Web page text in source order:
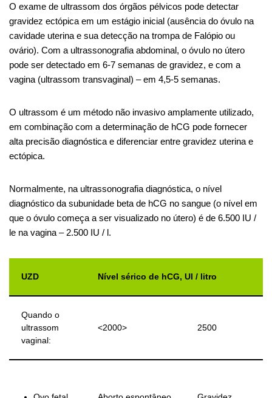
O exame de ultrassom dos órgãos pélvicos pode detectar
gravidez ectópica em um estágio inicial (ausência do óvulo na
cavidade uterina e sua detecção na trompa de Falópio ou
ovário). Com a ultrassonografia abdominal, o óvulo no útero
pode ser detectado em 6-7 semanas de gravidez, e com a
vagina (ultrassom transvaginal) – em 4,5-5 semanas.
O ultrassom é um método não invasivo amplamente utilizado,
em combinação com a determinação de hCG pode fornecer
alta precisão diagnóstica e diferenciar entre gravidez uterina e
ectópica.
Normalmente, na ultrassonografia diagnóstica, o nível
diagnóstico da subunidade beta de hCG no sangue (o nível em
que o óvulo começa a ser visualizado no útero) é de 6.500 IU /
le na vagina – 2.500 IU / l.
UZD Nível sérico de hCG, UI / litro
Quando o
ultrassom
vaginal:
<2000> 2500